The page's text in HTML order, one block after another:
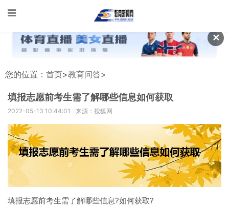
✕
您的位置： 首页>教育问答>
填报志愿前考生需了解哪些信息如何获取
2022-05-13 10:44:01 来源：搜狐网
填报志愿前考生需了解哪些信息?如何获取?